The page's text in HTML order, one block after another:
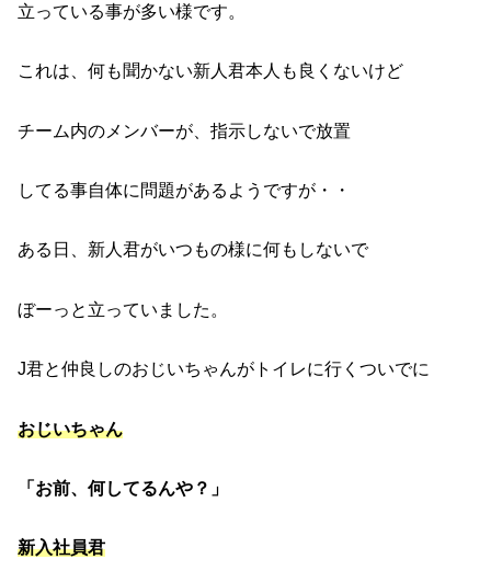
立っている事が多い様です。
これは、何も聞かない新人君本人も良くないけど
チーム内のメンバーが、指示しないで放置
してる事自体に問題があるようですが・・
ある日、新人君がいつもの様に何もしないで
ぼーっと立っていました。
J君と仲良しのおじいちゃんがトイレに行くついでに
おじいちゃん
「お前、何してるんや？」
新入社員君